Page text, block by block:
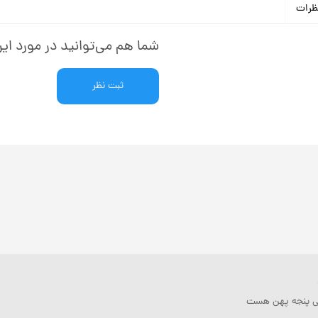
شما هم می‌توانید در مورد
ثبت نظر
پنجه پهن هست